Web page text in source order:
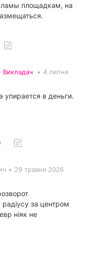
площадкам, на
Викладач • 4 липня
упирается в деньги.
• 29 травня 2026
за центром
ніяк не